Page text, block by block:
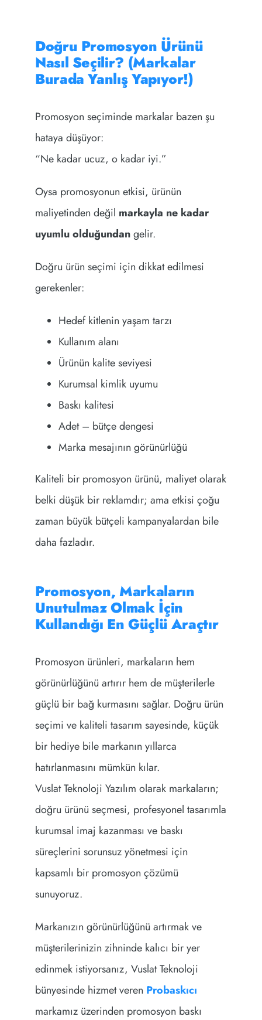
Doğru Promosyon Ürünü
Nasıl Seçilir? (Markalar
Burada Yanlış Yapıyor!)
Promosyon seçiminde markalar bazen şu
hataya düşüyor:
“Ne kadar ucuz, o kadar iyi.”
Oysa promosyonun etkisi, ürünün
maliyetinden değil markayla ne kadar
uyumlu olduğundangelir.
Doğru ürün seçimi için dikkat edilmesi
gerekenler:
Hedef kitlenin yaşam tarzı
Kullanım alanı
Ürünün kalite seviyesi
Kurumsal kimlik uyumu
Baskı kalitesi
Adet – bütçe dengesi
Marka mesajının görünürlüğü
Kaliteli bir promosyon ürünü, maliyet olarak
belki düşük bir reklamdır; ama etkisi çoğu
zaman büyük bütçeli kampanyalardan bile
daha fazladır.
Promosyon, Markaların
Unutulmaz Olmak İçin
Kullandığı En Güçlü Araçtır
Promosyon ürünleri, markaların hem
görünürlüğünü artırır hem de müşterilerle
güçlü bir bağ kurmasını sağlar. Doğru ürün
seçimi ve kaliteli tasarım sayesinde, küçük
bir hediye bile markanın yıllarca
hatırlanmasını mümkün kılar.
Vuslat Teknoloji Yazılım olarak markaların;
doğru ürünü seçmesi, profesyonel tasarımla
kurumsal imaj kazanması ve baskı
süreçlerini sorunsuz yönetmesi için
kapsamlı bir promosyon çözümü
sunuyoruz.
Markanızın görünürlüğünü artırmak ve
müşterilerinizin zihninde kalıcı bir yer
edinmek istiyorsanız, Vuslat Teknoloji
bünyesinde hizmet veren Probaskıcı
markamız üzerinden promosyon baskı